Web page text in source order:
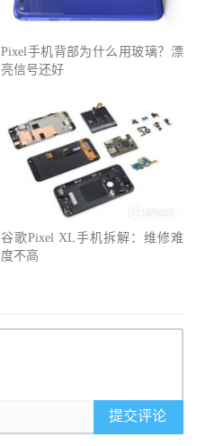
Pixel手机背部为什么用玻璃？漂
亮信号还好
谷歌Pixel XL手机拆解：维修难
度不高
提交评论